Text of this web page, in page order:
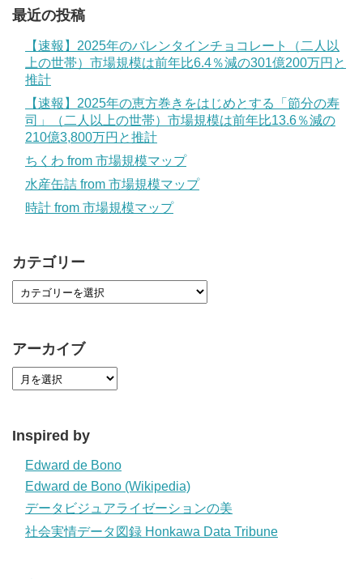
最近の投稿
【速報】2025年のバレンタインチョコレート（二人以
上の世帯）市場規模は前年比6.4％減の301億200万円と
推計
【速報】2025年の恵方巻きをはじめとする「節分の寿
司」（二人以上の世帯）市場規模は前年比13.6％減の
210億3,800万円と推計
ちくわ from 市場規模マップ
水産缶詰 from 市場規模マップ
時計 from 市場規模マップ
カテゴリー
アーカイブ
Inspired by
Edward de Bono
Edward de Bono (Wikipedia)
データビジュアライゼーションの美
社会実情データ図録 Honkawa Data Tribune